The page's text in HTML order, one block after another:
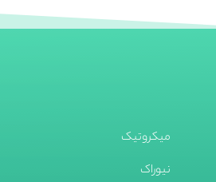
میکروتیک
نیوراک